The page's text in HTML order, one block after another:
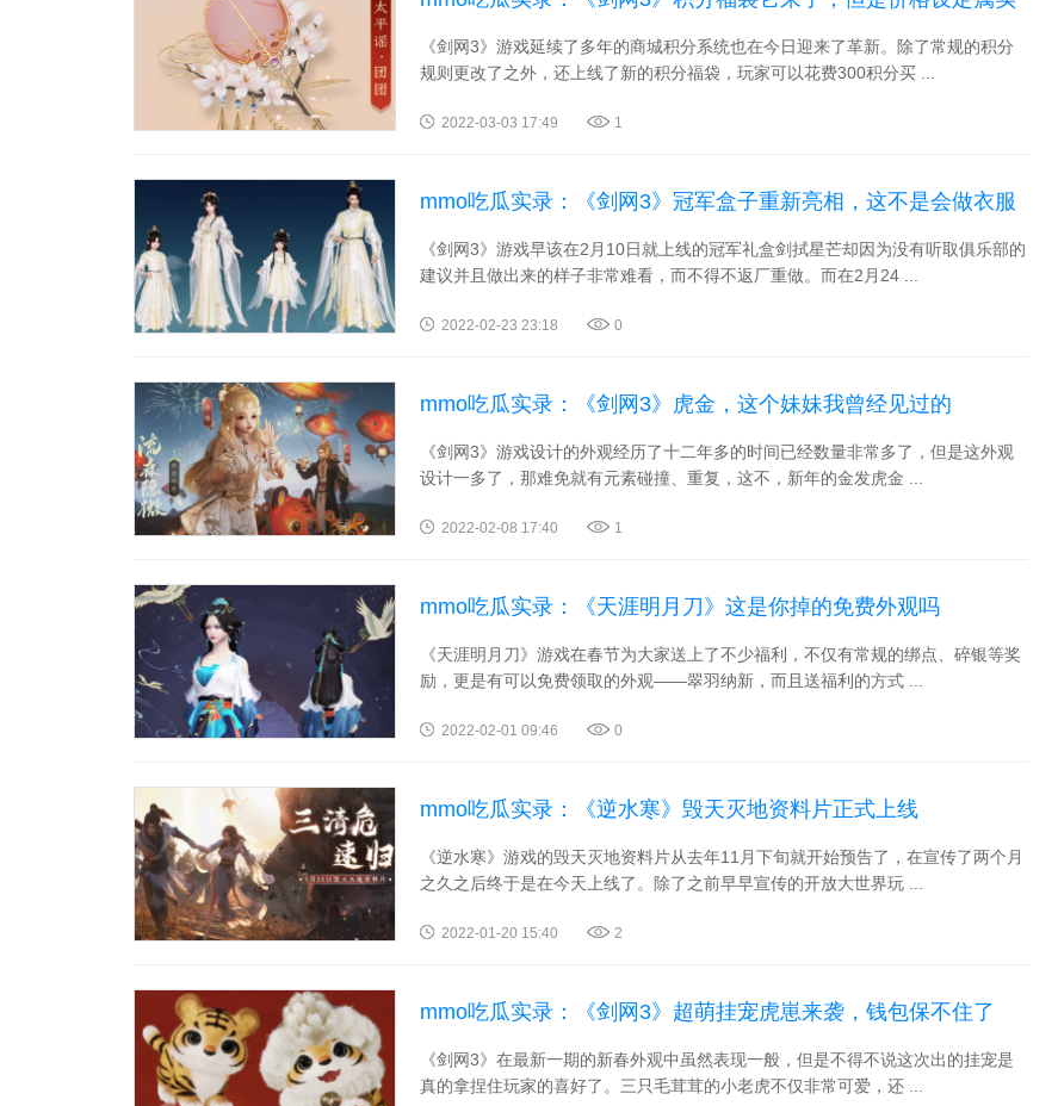
离谱
《剑网3》游戏延续了多年的商城积分系统也在今日迎来了革新。除了常规的积分
规则更改了之外，还上线了新的积分福袋，玩家可以花费300积分买 ...
2022-03-03 17:49 1
mmo吃瓜实录：《剑网3》冠军盒子重新亮相，这不是会做衣服
吗
《剑网3》游戏早该在2月10日就上线的冠军礼盒剑拭星芒却因为没有听取俱乐部的
建议并且做出来的样子非常难看，而不得不返厂重做。而在2月24 ...
2022-02-23 23:18 0
mmo吃瓜实录：《剑网3》虎金，这个妹妹我曾经见过的
《剑网3》游戏设计的外观经历了十二年多的时间已经数量非常多了，但是这外观
设计一多了，那难免就有元素碰撞、重复，这不，新年的金发虎金 ...
2022-02-08 17:40 1
mmo吃瓜实录：《天涯明月刀》这是你掉的免费外观吗
《天涯明月刀》游戏在春节为大家送上了不少福利，不仅有常规的绑点、碎银等奖
励，更是有可以免费领取的外观——翠羽纳新，而且送福利的方式 ...
2022-02-01 09:46 0
mmo吃瓜实录：《逆水寒》毁天灭地资料片正式上线
《逆水寒》游戏的毁天灭地资料片从去年11月下旬就开始预告了，在宣传了两个月
之久之后终于是在今天上线了。除了之前早早宣传的开放大世界玩 ...
2022-01-20 15:40 2
mmo吃瓜实录：《剑网3》超萌挂宠虎崽来袭，钱包保不住了
《剑网3》在最新一期的新春外观中虽然表现一般，但是不得不说这次出的挂宠是
真的拿捏住玩家的喜好了。三只毛茸茸的小老虎不仅非常可爱，还 ...